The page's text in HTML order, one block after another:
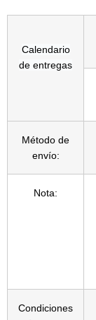
Calendario
de entregas
Método de
envío:
Nota:
Condiciones